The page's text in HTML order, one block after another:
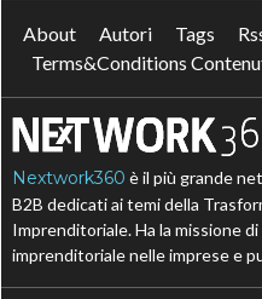
About Autori Tags
Terms&Conditions
Nextwork360 è il più grande
B2B dedicati ai temi della
Imprenditoriale. Ha la missione
imprenditoriale nelle imprese e